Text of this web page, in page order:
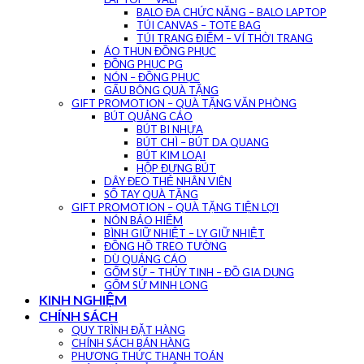
BALO ĐA CHỨC NĂNG – BALO LAPTOP
TÚI CANVAS – TOTE BAG
TÚI TRANG ĐIỂM – VÍ THỜI TRANG
ÁO THUN ĐỒNG PHỤC
ĐỒNG PHỤC PG
NÓN – ĐỒNG PHỤC
GẤU BÔNG QUÀ TẶNG
GIFT PROMOTION – QUÀ TẶNG VĂN PHÒNG
BÚT QUẢNG CÁO
BÚT BI NHỰA
BÚT CHÌ – BÚT DA QUANG
BÚT KIM LOẠI
HỘP ĐỰNG BÚT
DÂY ĐEO THẺ NHÂN VIÊN
SỔ TAY QUÀ TẶNG
GIFT PROMOTION – QUÀ TẶNG TIỆN LỢI
NÓN BẢO HIỂM
BÌNH GIỮ NHIỆT – LY GIỮ NHIỆT
ĐỒNG HỒ TREO TƯỜNG
DÙ QUẢNG CÁO
GỐM SỨ – THỦY TINH – ĐỒ GIA DỤNG
GỐM SỨ MINH LONG
KINH NGHIỆM
CHÍNH SÁCH
QUY TRÌNH ĐẶT HÀNG
CHÍNH SÁCH BÁN HÀNG
PHƯƠNG THỨC THANH TOÁN